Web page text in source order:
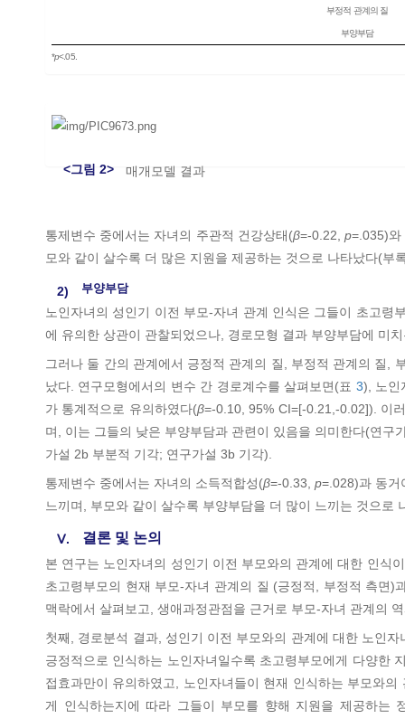
부정적 관계의 질
부양부담
*p<.05.
<그림 2> 매개모델 결과
통제변수 중에서는 자녀의 주관적 건강상태(β=-0.22, p=.035)와
모와 같이 살수록 더 많은 지원을 제공하는 것으로 나타났다(부
2) 부양부담
노인자녀의 성인기 이전 부모-자녀 관계 인식은 그들이 초고
에 유의한 상관이 관찰되었으나, 경로모형 결과 부양부담에 미
그러나 둘 간의 관계에서 긍정적 관계의 질, 부정적 관계의 질,
났다. 연구모형에서의 변수 간 경로계수를 살펴보면(표 3), 노인
가 통계적으로 유의하였다(β=-0.10, 95% CI=[-0.21,-0.02]). 이
며, 이는 그들의 낮은 부양부담과 관련이 있음을 의미한다(연
가설 2b 부분적 기각; 연구가설 3b 기각).
통제변수 중에서는 자녀의 소득적합성(β=-0.33,p=.028)과 동거
느끼며, 부모와 같이 살수록 부양부담을 더 많이 느끼는 것으로
Ⅴ. 결론 및 논의
본 연구는 노인자녀의 성인기 이전 부모와의 관계에 대한 인식
초고령부모의 현재 부모-자녀 관계의 질 (긍정적, 부정적 측면
맥락에서 살펴보고, 생애과정관점을 근거로 부모-자녀 관계의
첫째, 경로분석 결과, 성인기 이전 부모와의 관계에 대한 노인
긍정적으로 인식하는 노인자녀일수록 초고령부모에게 다양한
접효과만이 유의하였고, 노인자녀들이 현재 인식하는 부모와
게 인식하는지에 따라 그들이 부모를 향해 지원을 제공하는